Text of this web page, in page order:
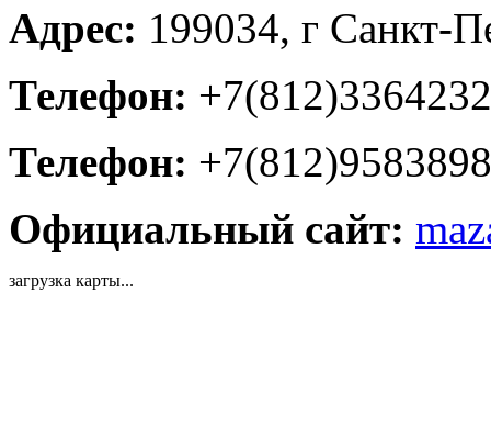
Адрес: 199034, г Санкт-
Телефон: +7(812)3364232
Телефон: +7(812)9583898
Официальный сайт:
загрузка карты...